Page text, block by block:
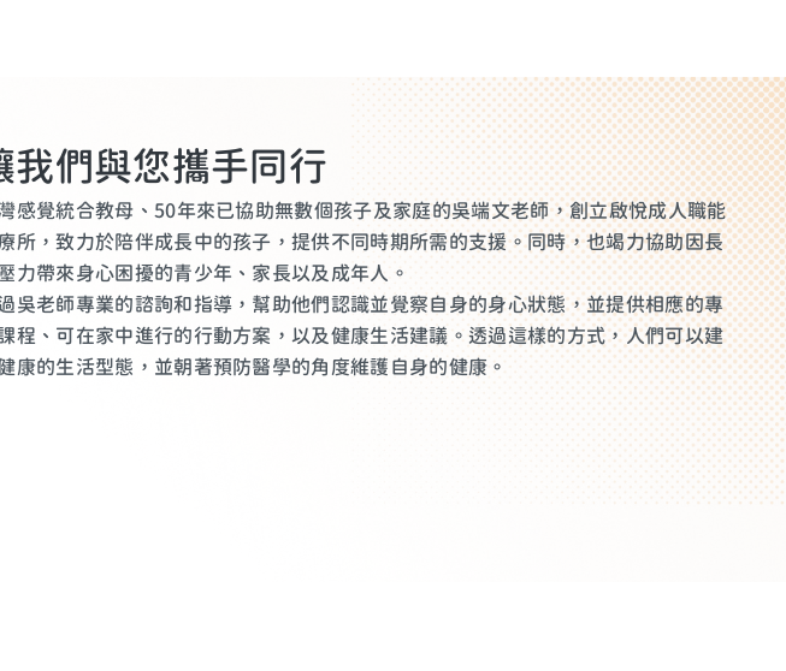
我們與您攜手同行
感覺統合教母、50年來已協助無數個孩子及家庭的吳端文老師，創立啟悅成人職能
所，致力於陪伴成長中的孩子，提供不同時期所需的支援。同時，也竭力協助因長
力帶來身心困擾的青少年、家長以及成年人。
吳老師專業的諮詢和指導，幫助他們認識並覺察自身的身心狀態，並提供相應的專
程、可在家中進行的行動方案，以及健康生活建議。透過這樣的方式，人們可以建
康的生活型態，並朝著預防醫學的角度維護自身的健康。